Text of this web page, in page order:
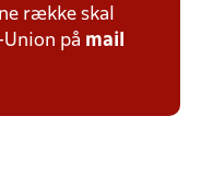
række skal
på mail